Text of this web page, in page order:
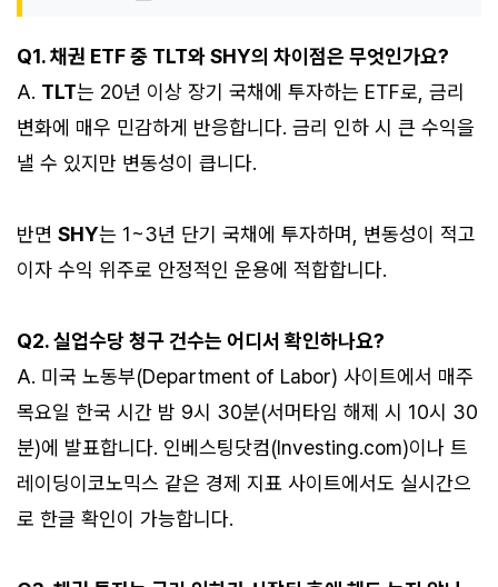
Q1. 채권 ETF 중 TLT와 SHY의 차이점은 무엇인가요?
A. TLT는 20년 이상 장기 국채에 투자하는 ETF로, 금리
변화에 매우 민감하게 반응합니다. 금리 인하 시 큰 수익을
낼 수 있지만 변동성이 큽니다.
반면 SHY는 1~3년 단기 국채에 투자하며, 변동성이 적고
이자 수익 위주로 안정적인 운용에 적합합니다.
Q2. 실업수당 청구 건수는 어디서 확인하나요?
A. 미국 노동부(Department of Labor) 사이트에서 매주
목요일 한국 시간 밤 9시 30분(서머타임 해제 시 10시 30
분)에 발표합니다. 인베스팅닷컴(Investing.com)이나 트
레이딩이코노믹스 같은 경제 지표 사이트에서도 실시간으
로 한글 확인이 가능합니다.